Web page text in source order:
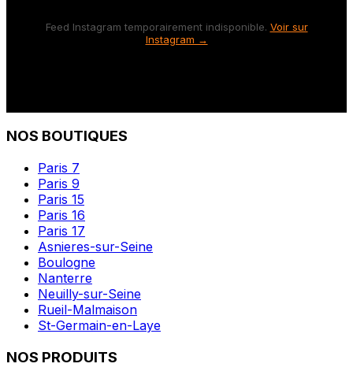
Feed Instagram temporairement indisponible. Voir sur
Instagram →
NOS BOUTIQUES
Paris 7
Paris 9
Paris 15
Paris 16
Paris 17
Asnieres-sur-Seine
Boulogne
Nanterre
Neuilly-sur-Seine
Rueil-Malmaison
St-Germain-en-Laye
NOS PRODUITS